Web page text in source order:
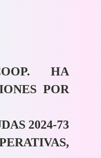
HA
POR
2024-73